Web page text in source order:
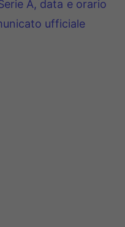
A, data e orario
ufficiale